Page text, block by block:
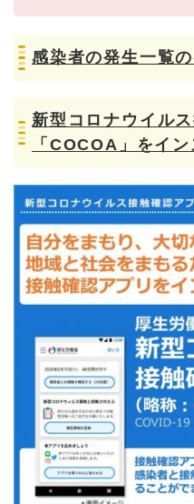
感染者の発生一覧
新型コロナウイル
「COCOA」をイ